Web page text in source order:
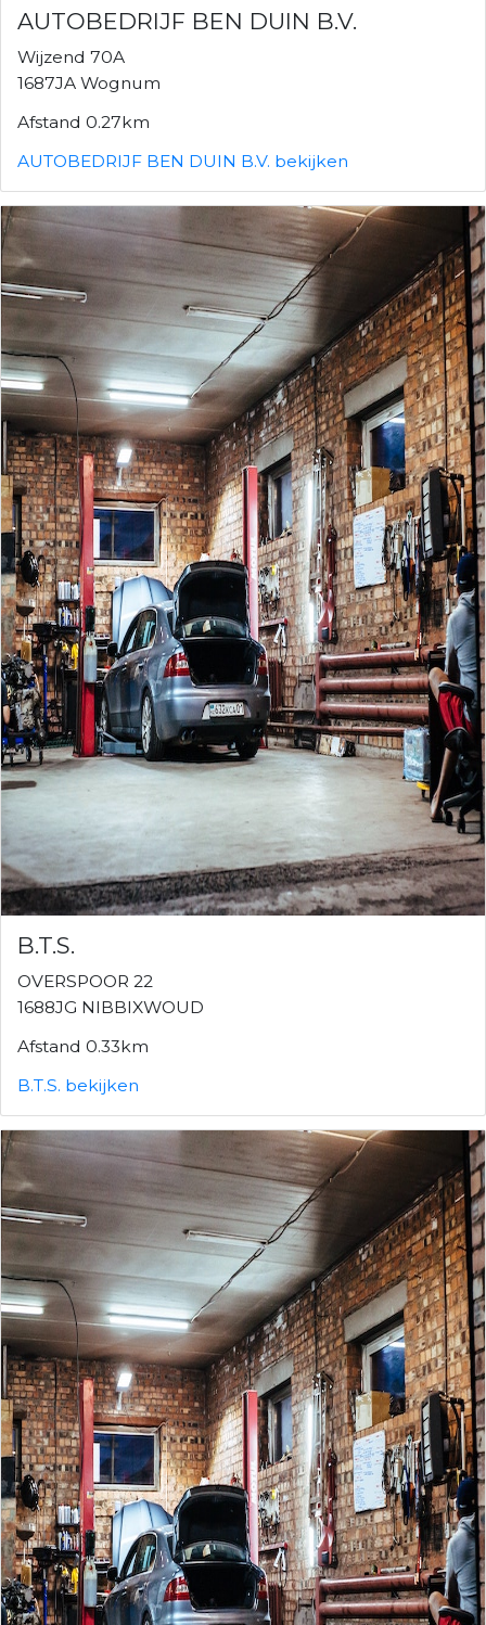
AUTOBEDRIJF BEN DUIN B.V.
Wijzend 70A
1687JA Wognum
Afstand 0.27km
AUTOBEDRIJF BEN DUIN B.V. bekijken
B.T.S.
OVERSPOOR 22
1688JG NIBBIXWOUD
Afstand 0.33km
B.T.S. bekijken